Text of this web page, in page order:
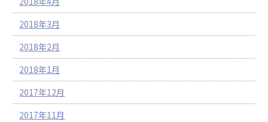
2018年3月
2018年2月
2018年1月
2017年12月
2017年11月